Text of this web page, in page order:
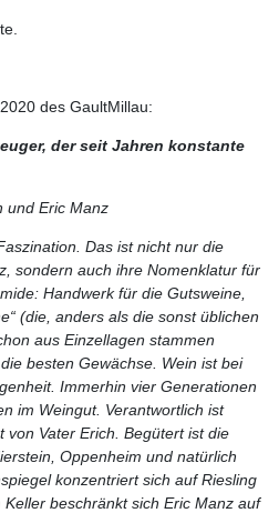
des GaultMillau:
der seit Jahren konstante
und Eric Manz
Das ist nicht nur die
sondern auch ihre Nomenklatur für
Handwerk für die Gutsweine,
(die, anders als die sonst üblichen
aus Einzellagen stammen
besten Gewächse. Wein ist bei
Immerhin vier Generationen
im Weingut. Verantwortlich ist
von Vater Erich. Begütert ist die
Oppenheim und natürlich
konzentriert sich auf Riesling
beschränkt sich Eric Manz auf